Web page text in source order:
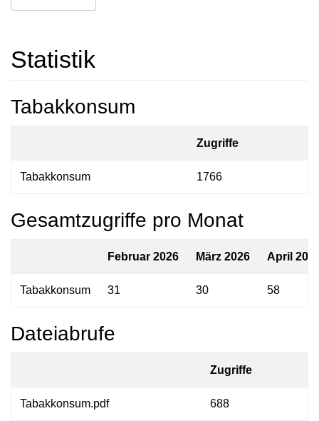
Statistik
Tabakkonsum
Zugriffe
Tabakkonsum 1766
Gesamtzugriffe pro Monat
Februar 2026 März 2026 April
Tabakkonsum 31 30 58
Dateiabrufe
Zugriffe
Tabakkonsum.pdf 688